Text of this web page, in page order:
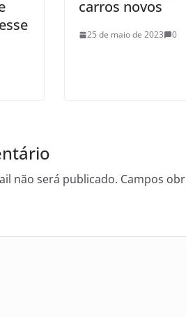
carros novos
25 de maio de 2023 0
não será publicado. Campos